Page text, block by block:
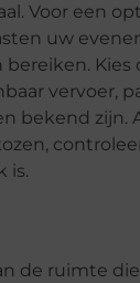
Voor een
uw
Kies
vervoer,
bekend zijn.
is.
de ruimte